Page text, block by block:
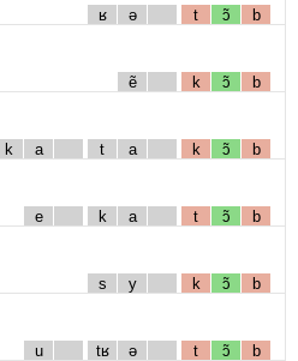
ʁ ə t ɔ̃ b
ẽ k ɔ̃ b
k a t a k ɔ̃ b
e k a t ɔ̃ b
s y k ɔ̃ b
u tʁ ə t ɔ̃ b